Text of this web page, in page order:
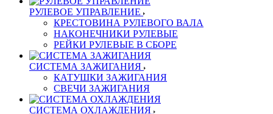
РУЛЕВОЕ УПРАВЛЕНИЕ
КРЕСТОВИНА РУЛЕВОГО ВАЛА
НАКОНЕЧНИКИ РУЛЕВЫЕ
РЕЙКИ РУЛЕВЫЕ В СБОРЕ
СИСТЕМА ЗАЖИГАНИЯ
КАТУШКИ ЗАЖИГАНИЯ
СВЕЧИ ЗАЖИГАНИЯ
СИСТЕМА ОХЛАЖДЕНИЯ